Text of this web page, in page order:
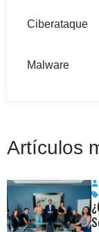
Ciberataque
Malware
Artículos